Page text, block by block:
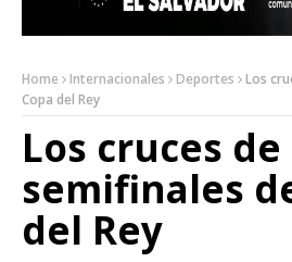
Home Internacionales Deportes
Los
Copa del Rey
Los cruces de
semifinales
del Rey